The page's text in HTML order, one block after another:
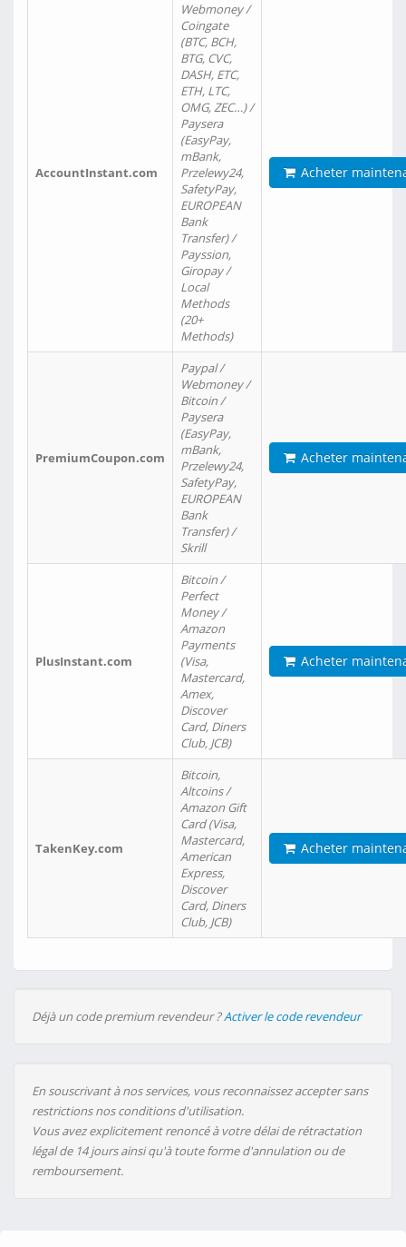
AccountInstant.com
Webmoney /
Coingate
(BTC, BCH,
BTG, CVC,
DASH, ETC,
ETH, LTC,
OMG, ZEC…) /
Paysera
(EasyPay,
mBank,
Przelewy24,
SafetyPay,
EUROPEAN
Bank
Transfer) /
Payssion,
Giropay /
Local
Methods
(20+
Methods)
Acheter
PremiumCoupon.com
Paypal /
Webmoney /
Bitcoin /
Paysera
(EasyPay,
mBank,
Przelewy24,
SafetyPay,
EUROPEAN
Bank
Transfer) /
Skrill
Acheter
PlusInstant.com
Bitcoin /
Perfect
Money /
Amazon
Payments
(Visa,
Mastercard,
Amex,
Discover
Card, Diners
Club, JCB)
Acheter
TakenKey.com
Bitcoin,
Altcoins /
Amazon Gift
Card (Visa,
Mastercard,
American
Express,
Discover
Card, Diners
Club, JCB)
Acheter
Déjà un code premium revendeur ?Activer le code revendeur
En souscrivant à nos services, vous reconnaissez accepter sans
restrictions nos conditions d'utilisation.
Vous avez explicitement renoncé à votre délai de rétractation
légal de 14 jours ainsi qu'à toute forme d'annulation ou de
remboursement.